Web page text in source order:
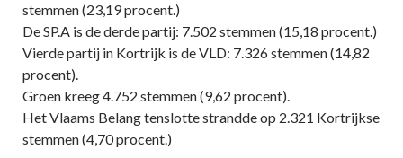
stemmen (23,19 procent.)
De SP.A is de derde partij: 7.502 stemmen (15,18 procent.)
Vierde partij in Kortrijk is de VLD: 7.326 stemmen (14,82
procent).
Groen kreeg 4.752 stemmen (9,62 procent).
Het Vlaams Belang tenslotte strandde op 2.321 Kortrijkse
stemmen (4,70 procent.)